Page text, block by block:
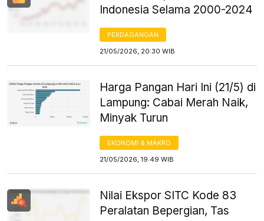
Indonesia Selama 2000-2024
PERDAGANGAN
21/05/2026, 20:30 WIB
Harga Pangan Hari Ini (21/5) di
Lampung: Cabai Merah Naik,
Minyak Turun
EKONOMI & MAKRO
21/05/2026, 19:49 WIB
Nilai Ekspor SITC Kode 83
Peralatan Bepergian, Tas